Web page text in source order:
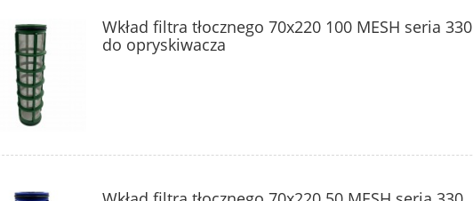
Wkład filtra tłocznego 70x220 100 MESH seria 330
do opryskiwacza